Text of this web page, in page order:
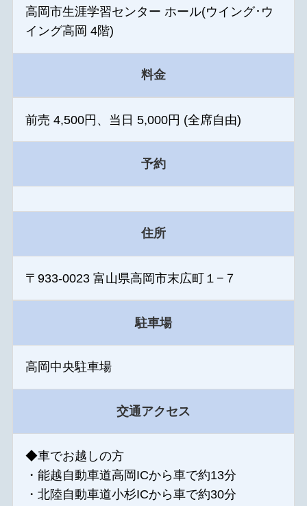
高岡市生涯学習センター ホール(ウイング･ウ
イング高岡 4階)
料金
前売 4,500円、当日 5,000円 (全席自由)
予約
住所
〒933-0023 富山県高岡市末広町１−７
駐車場
高岡中央駐車場
交通アクセス
◆車でお越しの方
・能越自動車道高岡ICから車で約13分
・北陸自動車道小杉ICから車で約30分